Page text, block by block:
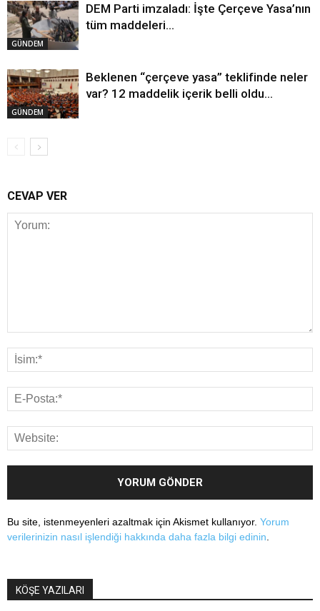
GÜNDEM
DEM Parti imzaladı: İşte Çerçeve Yasa’nın
tüm maddeleri…
GÜNDEM
Beklenen “çerçeve yasa” teklifinde neler
var? 12 maddelik içerik belli oldu…
CEVAP VER
Bu site, istenmeyenleri azaltmak için Akismet kullanıyor. Yorum
verilerinizin nasıl işlendiği hakkında daha fazla bilgi edinin.
KÖŞE YAZILARI